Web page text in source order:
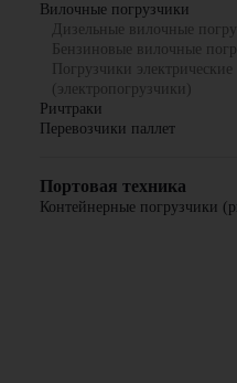
Вилочные погрузчики
Дизельные вилочные
Бензиновые вилочные
Погрузчики электрические
(электропогрузчики)
Ричтраки
Перевозчики паллет
Портовая техника
Контейнерные погрузчики